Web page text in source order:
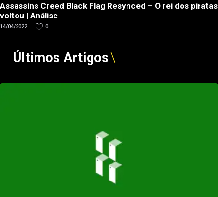
Assassins Creed Black Flag Resynced – O rei dos piratas
voltou | Análise
14/04/2022 0
Últimos Artigos